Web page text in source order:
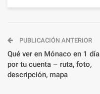
PUBLICACIÓN ANTERIOR
Qué ver en Mónaco en 1 día
por tu cuenta – ruta, foto,
descripción, mapa